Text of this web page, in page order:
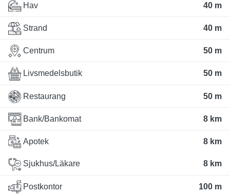
Hav 40 m
Strand 40 m
Centrum 50 m
Livsmedelsbutik 50 m
Restaurang 50 m
Bank/Bankomat 8 km
Apotek 8 km
Sjukhus/Läkare 8 km
Postkontor 100 m